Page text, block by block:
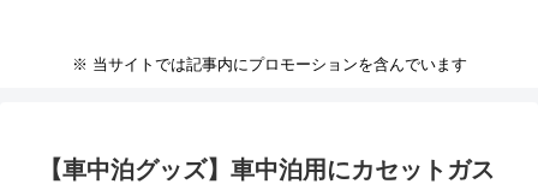
※ 当サイトでは記事内にプロモーションを含んでいます
【車中泊グッズ】車中泊用にカセットガス